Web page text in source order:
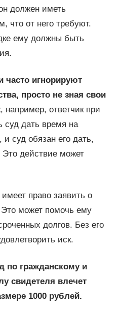
должен иметь
что от него требуют.
ему должны быть
часто игнорируют
просто не зная свои
например, ответчик при
суд дать время на
суд обязан его дать,
действие может
право заявить о
Это может помочь ему
долгов. Без его
иск.
по гражданскому и
свидетеля влечет
1000 рублей.